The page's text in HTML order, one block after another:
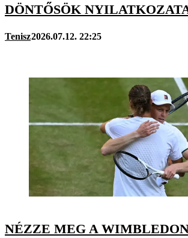
DÖNTŐSÖK
Tenisz2026.07.12. 22:25
NÉZZE MEG A